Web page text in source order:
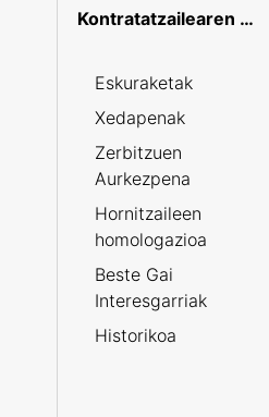
Kontratatzailearen profila
Eskuraketak
Xedapenak
Zerbitzuen
Aurkezpena
Hornitzaileen
homologazioa
Beste Gai
Interesgarriak
Historikoa